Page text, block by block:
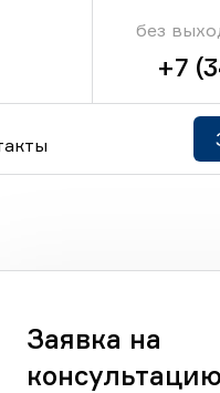
без
+7
Заявка на
консультацию